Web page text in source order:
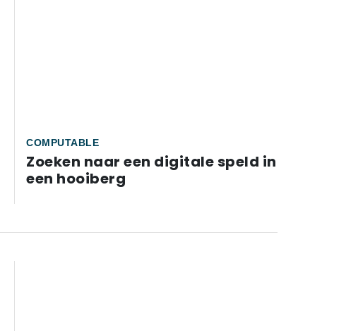
COMPUTABLE
Zoeken naar een digitale speld in
een hooiberg